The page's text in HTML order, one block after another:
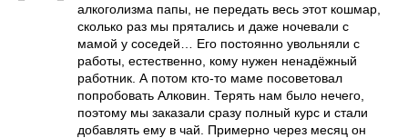
алкоголизма папы, не передать весь этот кошмар,
сколько раз мы прятались и даже ночевали с
мамой у соседей… Его постоянно увольняли с
работы, естественно, кому нужен ненадёжный
работник. А потом кто-то маме посоветовал
попробовать Алковин. Терять нам было нечего,
поэтому мы заказали сразу полный курс и стали
добавлять ему в чай. Примерно через месяц он